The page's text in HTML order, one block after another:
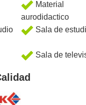
Material
aurodidactico
Sala de
Sala de